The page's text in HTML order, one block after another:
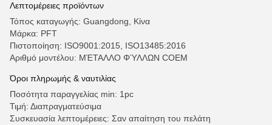
Λεπτομέρειες προϊόντων
Τόπος καταγωγής: Guangdong, Κίνα
Μάρκα: PFT
Πιστοποίηση: ISO9001:2015, ISO13485:2016
Αριθμό μοντέλου: ΜΈΤΑΛΛΟ ΦΎΛΛΩΝ COEM
Όροι πληρωμής & ναυτιλίας
Ποσότητα παραγγελίας min: 1pc
Τιμή: Διαπραγματεύσιμα
Συσκευασία λεπτομέρειες: Σαν απαίτηση του πελάτη